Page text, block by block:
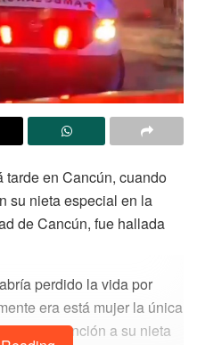
tarde en Cancún, cuando
su nieta especial en la
de Cancún, fue hallada
perdido la vida por
era está mujer la única
atención a su nieta